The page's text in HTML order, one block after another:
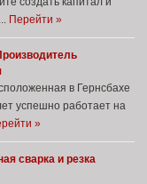
Перейти »
в Гернсбахе
успешно работает на
»
сварка и резка